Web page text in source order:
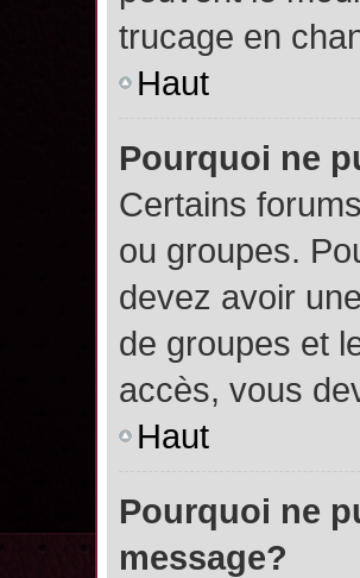
trucage en
Haut
Pourquoi ne
Certains
ou groupes.
devez avoir
de groupes et
accès, vous
Haut
Pourquoi ne
message?